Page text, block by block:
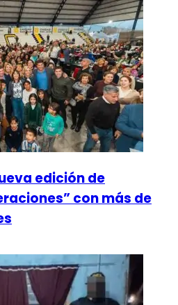
edición de
con más de